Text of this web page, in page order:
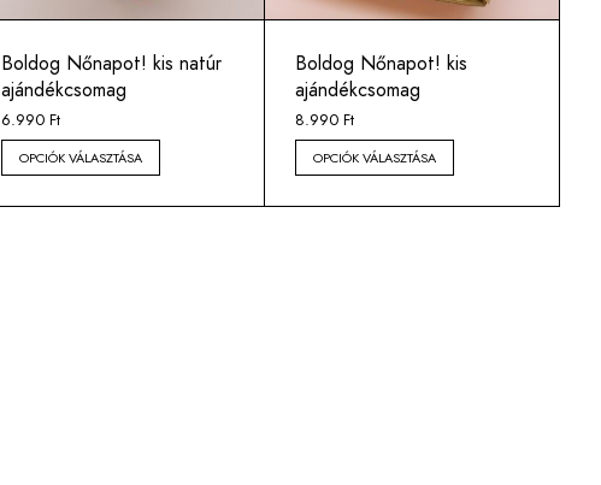
Boldog Nőnapot! kis natúr
ajándékcsomag
6.990 Ft
OPCIÓK VÁLASZTÁSA
Boldog Nőnapot! kis
ajándékcsomag
8.990Ft
OPCIÓK VÁLASZTÁSA